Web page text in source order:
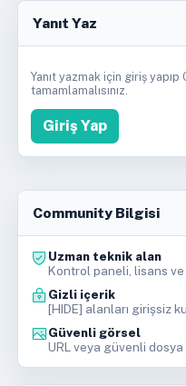
Yanıt Yaz
Yanıt yazmak için giriş
tamamlamalısınız.
Giriş Yap
Community Bilgisi
Uzman teknik alan
Kontrol paneli, lisans ve
Gizli içerik
[HIDE] alanları girişsiz
Güvenli görsel
URL veya güvenli